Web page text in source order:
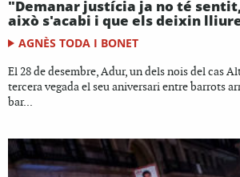
"Demanar justícia ja no té
això s'acabi i que els deixin
AGNÈS TODA I BONET
El 28 de desembre, Adur, un dels nois del cas
tercera vegada el seu aniversari entre barrots
bar...